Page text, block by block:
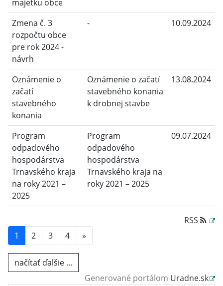
majetku obce
Zmena č. 3
rozpočtu obce
pre rok 2024 -
návrh
- 10.09.2024
Oznámenie o
začatí
stavebného
konania
Oznámenie o začatí
stavebného konania
k drobnej stavbe
13.08.2024
Program
odpadového
hospodárstva
Trnavského kraja
na roky 2021 –
2025
Program
odpadového
hospodárstva
Trnavského kraja na
roky 2021 – 2025
09.07.2024
RSS
1
2 3 4 »
načítať ďalšie ...
Generované portálom Uradne.sk